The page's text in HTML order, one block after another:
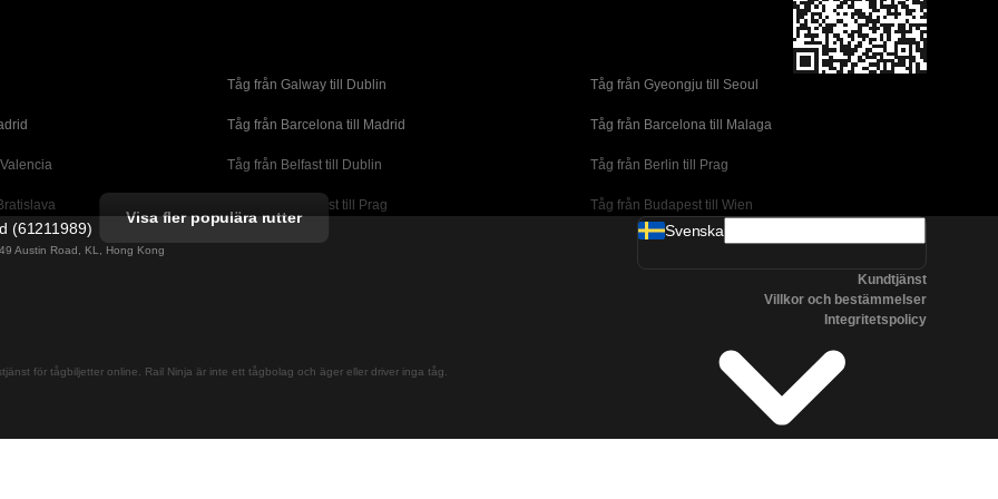
Tåg från Galway till Dublin Tåg från Gyeongju till Seoul
Tåg från Barcelona till Madrid Tåg från Barcelona till Malaga
Tåg från Belfast till Dublin Tåg från Berlin till Prag
Tåg från Budapest till Prag Tåg från Budapest till Wien
Tåg från Dublin till Belfast
Tåg från Lissabon till Madrid Tåg från Lissabon till Porto
Tåg från Madrid till Cordoba
Visa fler populära rutter
(61211989)
Austin Road, KL, Hong Kong
för tågbiljetter online. Rail Ninja är inte ett tågbolag och äger eller driver inga tåg.
Svenska
Kundtjänst
Villkor och bestämmelser
Integritetspolicy